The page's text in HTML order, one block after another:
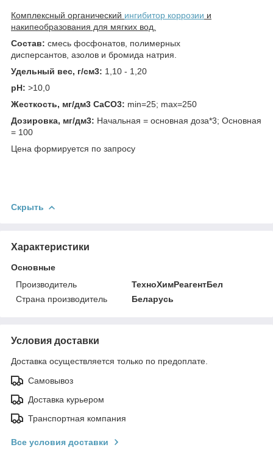
Комплексный органический ингибитор коррозии и
накипеобразования для мягких вод.
Состав: смесь фосфонатов, полимерных
дисперсантов, азолов и бромида натрия.
Удельный вес, г/см3: 1,10 - 1,20
pH: >10,0
Жесткость, мг/дм3 CaCO3: min=25; max=250
Дозировка, мг/дм3: Начальная = основная доза*3; Основная
= 100
Цена формируется по запросу
Скрыть
Характеристики
Основные
Производитель
ТехноХимРеагентБел
Страна производитель
Беларусь
Условия доставки
Доставка осуществляется только по предоплате.
Самовывоз
Доставка курьером
Транспортная компания
Все условия доставки